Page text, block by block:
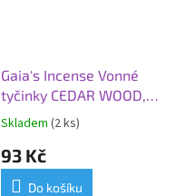
Gaia's Incense Vonné
tyčinky CEDAR WOOD,
cedrové dřevo
Skladem (2 ks)
93 Kč
Do košíku